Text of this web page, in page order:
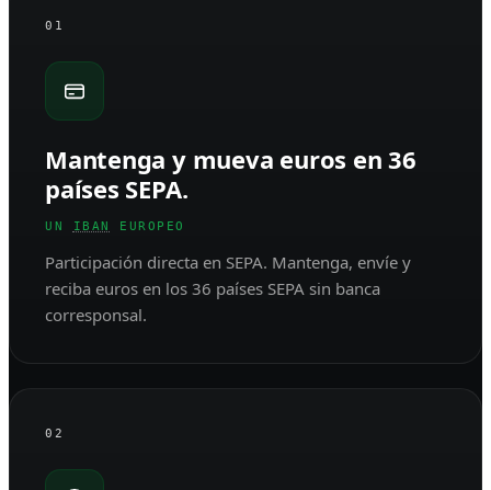
01
Mantenga y mueva euros en 36
países SEPA.
UN IBAN EUROPEO
Participación directa en SEPA. Mantenga, envíe y
reciba euros en los 36 países SEPA sin banca
corresponsal.
02